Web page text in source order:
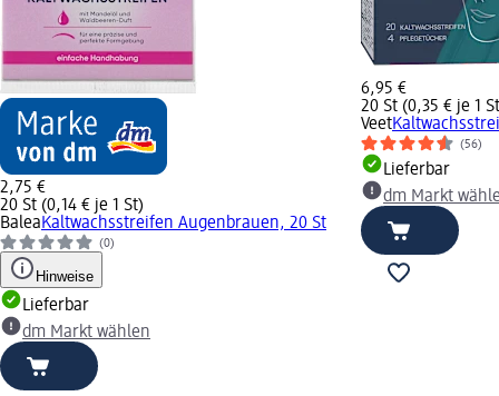
2,75 €
20 St (0,14 € je 1 St)
BaleaKaltwachsstreifen Augenbrauen, 20 St
(0)
Hinweise
Lieferbar
dm Markt wählen
6,95 €
20 St (0,35 € je 1
Veet
(56)
Lieferbar
dm Markt